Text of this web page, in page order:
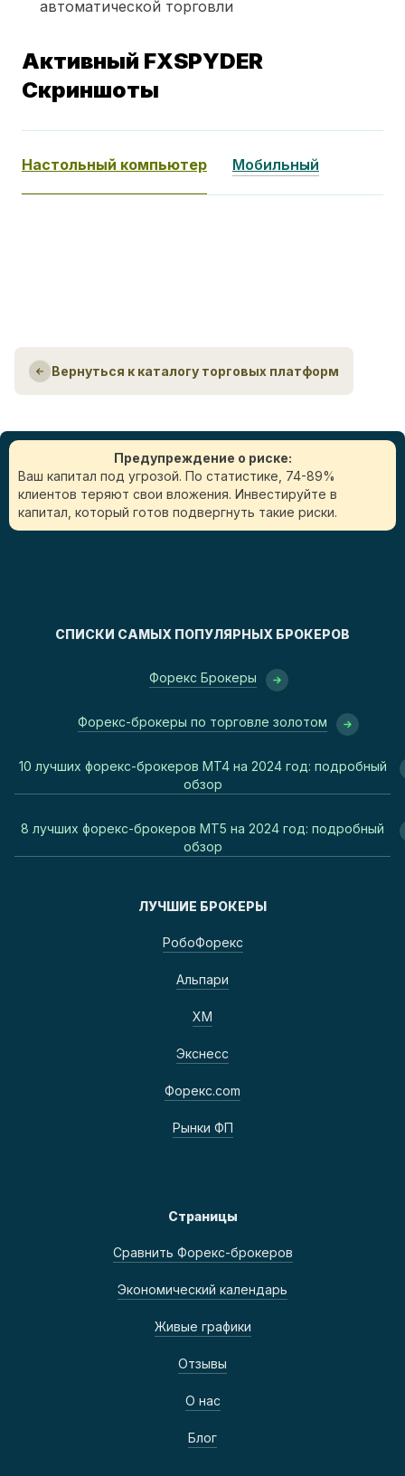
автоматической торговли
Активный FXSPYDER
Скриншоты
Настольный компьютер Мобильный
Вернуться к каталогу торговых платформ
Предупреждение о риске:
Ваш капитал под угрозой. По статистике, 74-89%
клиентов теряют свои вложения. Инвестируйте в
капитал, который готов подвергнуть такие риски.
СПИСКИ САМЫХ ПОПУЛЯРНЫХ БРОКЕРОВ
Форекс Брокеры
Форекс-брокеры по торговле золотом
10 лучших форекс-брокеров MT4 на 2024 год: подробный
обзор
8 лучших форекс-брокеров MT5 на 2024 год: подробный
обзор
ЛУЧШИЕ БРОКЕРЫ
РобоФорекс
Альпари
ХМ
Экснесс
Форекс.com
Рынки ФП
Страницы
Сравнить Форекс-брокеров
Экономический календарь
Живые графики
Отзывы
О нас
Блог